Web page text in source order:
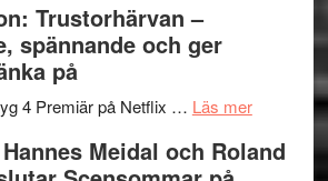
Scully
och
lättsam
2026
I
Trustorhärvan –
spännande och ger
på
4 Premiär på Netflix … Läs merom
Meidal och Roland